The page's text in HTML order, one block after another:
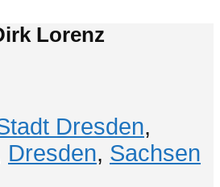
Lorenz
Dresden,
Dresden, Sachsen